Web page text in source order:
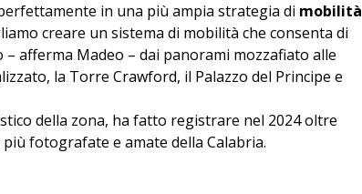
in una più ampia strategia di mobilità
creare un sistema di mobilità che consenta di
afferma Madeo – dai panorami mozzafiato alle
la Torre Crawford, il Palazzo del Principe e
della zona, ha fatto registrare nel 2024 oltre
fotografate e amate della Calabria.